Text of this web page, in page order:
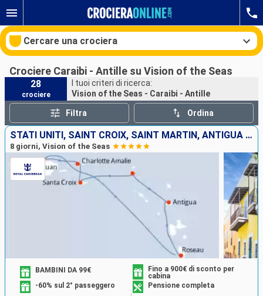
Cercare una crociera
Le nostre destinazioni
Mesi di partenza
Porti
Ricerca
Crociere Caraibi - Antille su Vision of the Seas
28
crociere
I tuoi criteri di ricerca:
Vision of the Seas - Caraibi - Antille
Filtra Ordina
STATI UNITI, SAINT CROIX, SAINT MARTIN, ANTIGUA E BARBUDA, DOMINICA, PORTORICO
8 giorni, Vision of the Seas
BAMBINI DA 99€
Fino a 900€ di sconto per
cabina
-60% sul 2° passeggero
Pensione completa